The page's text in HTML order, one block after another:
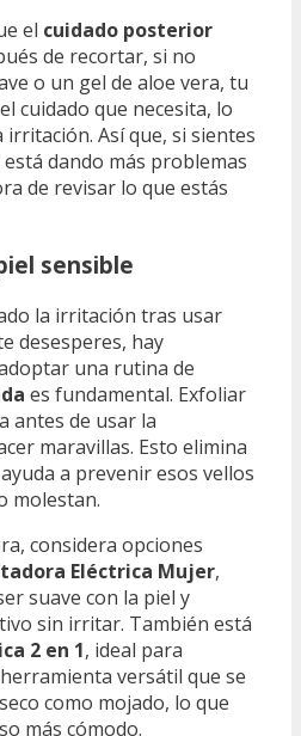
el cuidado posterior
de recortar, si no
o un gel de aloe vera, tu
cuidado que necesita, lo
Así que, si sientes
dando más problemas
de revisar lo que estás
sensible
la irritación tras usar
desesperes, hay
una rutina de
es fundamental. Exfoliar
antes de usar la
maravillas. Esto elimina
a prevenir esos vellos
molestan.
considera opciones
Eléctrica Mujer,
suave con la piel y
sin irritar. También está
2 en 1, ideal para
versátil que se
como mojado, lo que
más cómodo.